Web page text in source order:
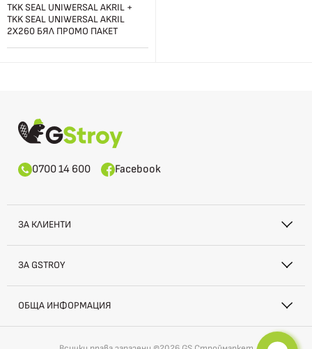
TKK SEAL UNIWERSAL AKRIL +
TKK SEAL UNIWERSAL AKRIL
2Х260 БЯЛ ПРОМО ПАКЕТ
0700 14 600 Facebook
ЗА КЛИЕНТИ
ЗА GSTROY
ОБЩА ИНФОРМАЦИЯ